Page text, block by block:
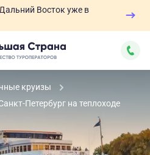
Восток уже в
круизы
Петербург на теплоходе